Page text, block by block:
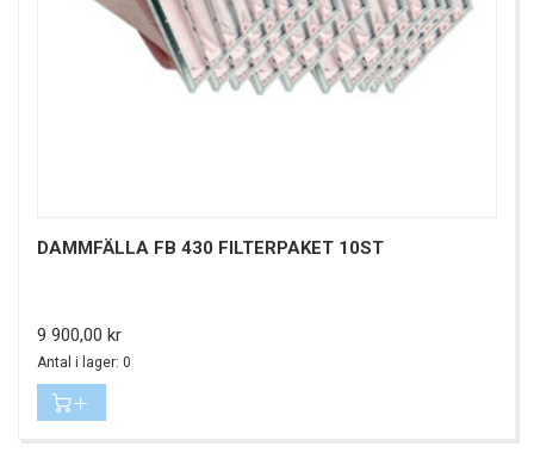
DAMMFÄLLA FB 430 FILTERPAKET 10ST
Pris
9 900,00 kr
Antal i lager: 0